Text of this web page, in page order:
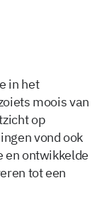
in het
moois van
op
vond ook
en ontwikkelde
tot een